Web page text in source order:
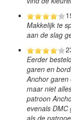
Makkelijk te
aan de slag
Eerder
garen en
Anchor
maar niet
patroon
evenals DMC
als de